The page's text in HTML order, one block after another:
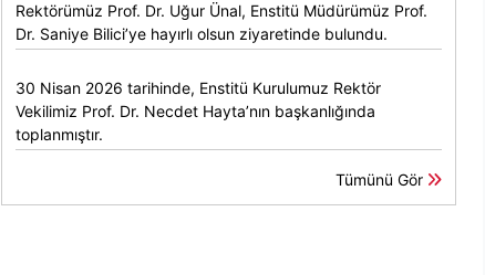
Rektörümüz Prof. Dr. Uğur Ünal, Enstitü Müdürümüz Prof.
Dr. Saniye Bilici’ye hayırlı olsun ziyaretinde bulundu.
30 Nisan 2026 tarihinde, Enstitü Kurulumuz Rektör
Vekilimiz Prof. Dr. Necdet Hayta’nın başkanlığında
toplanmıştır.
Tümünü Gör